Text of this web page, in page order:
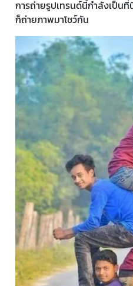
การถ่ายรูปเทรนด์นี้กำลังเป็น
ก็ถ่ายภาพมาโชว์กัน